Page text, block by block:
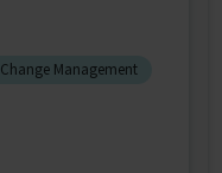
Change Management